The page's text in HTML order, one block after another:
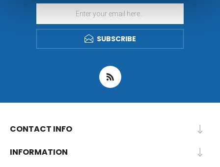
SUBSCRIBE
CONTACT INFO
INFORMATION